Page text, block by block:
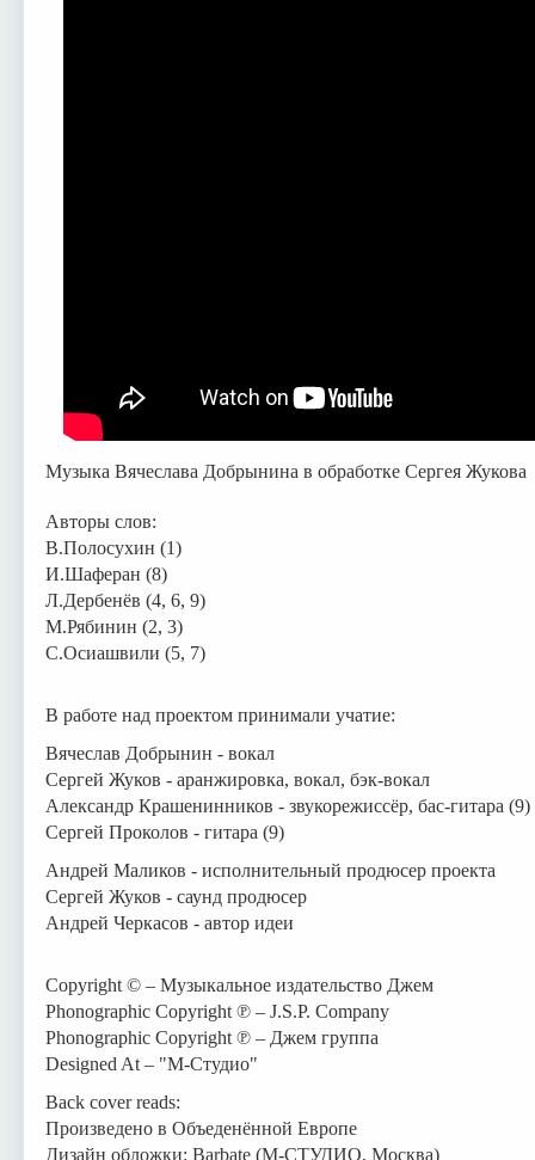
Музыка Вячеслава Добрынина в обработке Сергея Жукова
Авторы слов:
В.Полосухин (1)
И.Шаферан (8)
Л.Дербенёв (4, 6, 9)
М.Рябинин (2, 3)
С.Осиашвили (5, 7)
В работе над проектом принимали учатие:
Вячеслав Добрынин - вокал
Сергей Жуков - аранжировка, вокал, бэк-вокал
Александр Крашенинников - звукорежиссёр, бас-гитара (9)
Сергей Проколов - гитара (9)
Андрей Маликов - исполнительный продюсер проекта
Сергей Жуков - саунд продюсер
Андрей Черкасов - автор идеи
Copyright © – Музыкальное издательство Джем
Phonographic Copyright ℗ – J.S.P. Company
Phonographic Copyright ℗ – Джем группа
Designed At – "М-Студио"
Back cover reads:
Произведено в Объеденённой Европе
Дизайн обложки: Barbate (М-СТУДИО, Москва)